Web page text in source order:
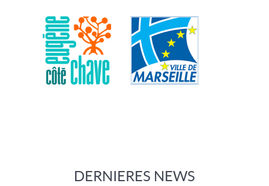
DERNIERES NEWS